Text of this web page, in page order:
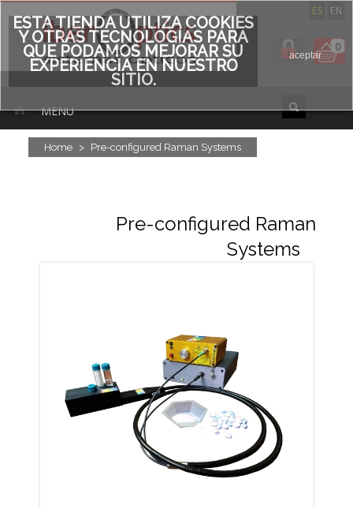
ES EN
0
MENU
Home > Pre-configured Raman Systems
Pre-configured Raman
Systems
ESTA TIENDA UTILIZA COOKIES
Y OTRAS TECNOLOGÍAS PARA
QUE PODAMOS MEJORAR SU
EXPERIENCIA EN NUESTRO
SITIO.
aceptar